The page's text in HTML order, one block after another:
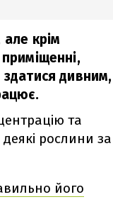
крім
дивним,
та
деякі рослини за
його